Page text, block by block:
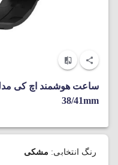
38/41mm
رنگ انتخابی: مشکی